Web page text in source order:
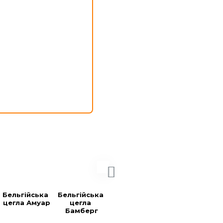
Бельгійська
цегла Амуар
Бельгійська
цегла
Бамберг